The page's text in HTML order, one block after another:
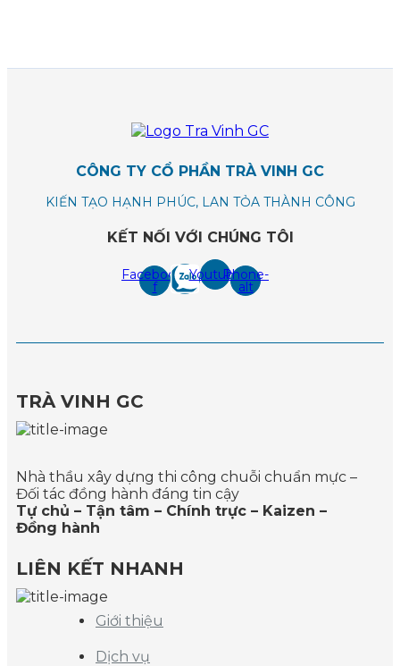
CÔNG TY CỔ PHẦN TRÀ VINH GC
KIẾN TẠO HẠNH PHÚC, LAN TỎA THÀNH CÔNG
KẾT NỐI VỚI CHÚNG TÔI
Facebook-
f
YoutubePhone-
alt
TRÀ VINH GC
Nhà thầu xây dựng thi công chuỗi chuẩn mực –
Đối tác đồng hành đáng tin cậy
Tự chủ – Tận tâm – Chính trực – Kaizen –
Đồng hành
LIÊN KẾT NHANH
Giới thiệu
Dịch vụ